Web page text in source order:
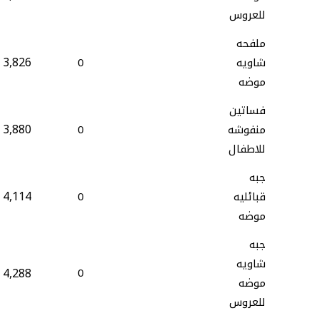
للعروس
ملفحه
شاويه
موضه
0
3,826
فساتين
منفوشه
للاطفال
0
3,880
جبه
قبائليه
موضه
0
4,114
جبه
شاويه
موضه
للعروس
0
4,288